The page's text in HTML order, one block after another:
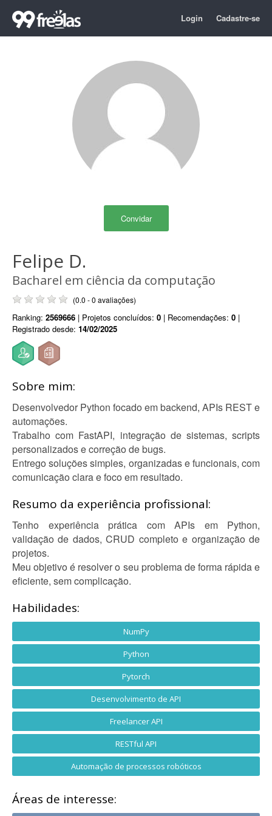
Login Cadastre-se
Convidar
Felipe D.
Bacharel em ciência da computação
(0.0 - 0 avaliações)
Ranking: 2569666 | Projetos concluídos: 0 | Recomendações: 0 |
Registrado desde: 14/02/2025
Sobre mim:
Desenvolvedor Python focado em backend, APIs REST e
automações.
Trabalho com FastAPI, integração de sistemas, scripts
personalizados e correção de bugs.
Entrego soluções simples, organizadas e funcionais, com
comunicação clara e foco em resultado.
Resumo da experiência profissional:
Tenho experiência prática com APIs em Python,
validação de dados, CRUD completo e organização de
projetos.
Meu objetivo é resolver o seu problema de forma rápida e
eficiente, sem complicação.
Habilidades:
NumPy
Python
Pytorch
Desenvolvimento de API
Freelancer API
RESTful API
Automação de processos robóticos
Áreas de interesse: